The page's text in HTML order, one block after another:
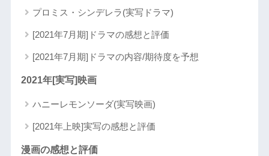
プロミス・シンデレラ(実写ドラマ)
[2021年7月期]ドラマの感想と評価
[2021年7月期]ドラマの内容/期待度を予想
2021年[実写]映画
ハニーレモンソーダ(実写映画)
[2021年上映]実写の感想と評価
漫画の感想と評価